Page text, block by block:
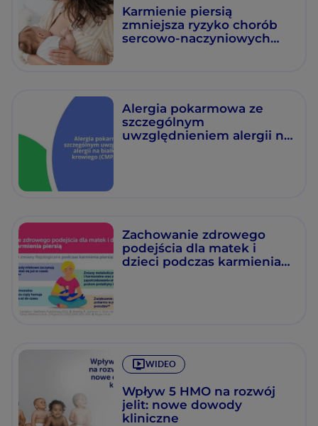
Karmienie piersią
zmniejsza ryzyko chorób
sercowo-naczyniowych
Alergia pokarmowa ze
szczególnym
uwzględnieniem alergii na
Zachowanie zdrowego
podejścia dla matek i
dzieci podczas karmienia
WIDEO
Wpływ 5 HMO na rozwój
jelit: nowe dowody
kliniczne